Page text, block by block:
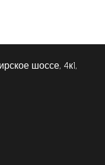
шоссе, 4к1,